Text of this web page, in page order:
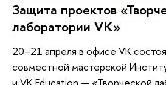
Защита проектов
лаборатории VK»
20–21 апреля в офисе VK
совместной мастерской
и VK Education — «Творческой